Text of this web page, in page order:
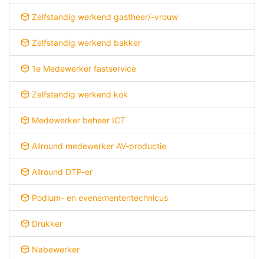
Zelfstandig werkend gastheer/-vrouw
Zelfstandig werkend bakker
1e Medewerker fastservice
Zelfstandig werkend kok
Medewerker beheer ICT
Allround medewerker AV-productie
Allround DTP-er
Podium- en evenemententechnicus
Drukker
Nabewerker